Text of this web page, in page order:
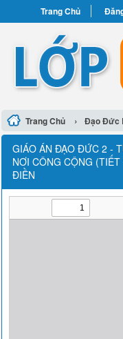
Trang Chủ
Trang Chủ › Đạo Đức
GIÁO ÁN ĐẠO ĐỨC 2 -
NƠI CÔNG CỘNG
ĐIỀN